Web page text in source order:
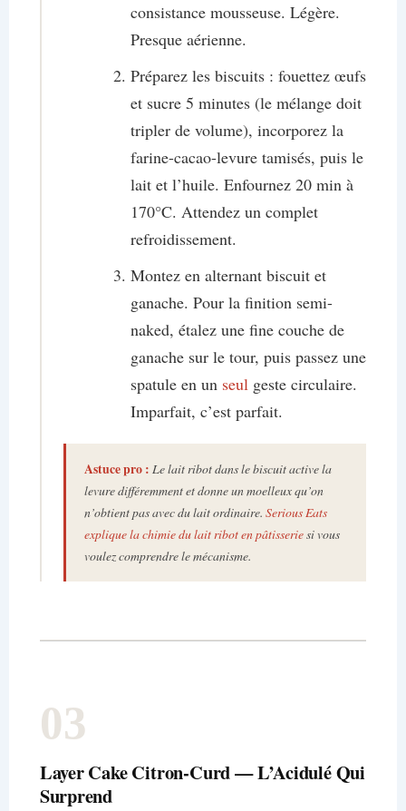
consistance mousseuse. Légère.
Presque aérienne.
Préparez les biscuits : fouettez œufs
et sucre 5 minutes (le mélange doit
tripler de volume), incorporez la
farine-cacao-levure tamisés, puis le
lait et l’huile. Enfournez 20 min à
170°C. Attendez un complet
refroidissement.
Montez en alternant biscuit et
ganache. Pour la finition semi-
naked, étalez une fine couche de
ganache sur le tour, puis passez une
spatule en un seulgeste circulaire.
Imparfait, c’est parfait.
Astuce pro : Le lait ribot dans le biscuit active la
levure différemment et donne un moelleux qu’on
n’obtient pas avec du lait ordinaire. Serious Eats
explique la chimie du lait ribot en pâtisseriesi vous
voulez comprendre le mécanisme.
03
Layer Cake Citron-Curd — L’Acidulé Qui
Surprend